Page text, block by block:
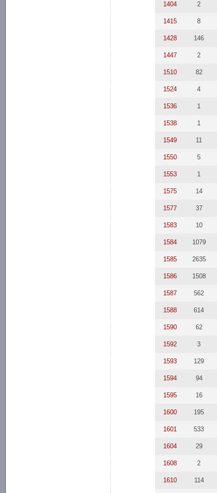
1404 2
1415 8
1428 146
1447 2
1510 82
1524 4
1536 1
1538 1
1549 11
1550 5
1553 1
1575 14
1577 37
1583 10
1584 1079
1585 2635
1586 1508
1587 562
1588 614
1590 62
1592 3
1593 129
1594 94
1595 16
1600 195
1601 533
1604 29
1608 2
1610 114